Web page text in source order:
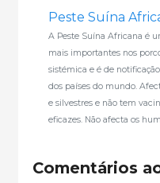
Peste Suína
A Peste Suína Africana é
mais importantes nos
sistémica e é de
dos países do mundo.
e silvestres e não tem
eficazes. Não afecta os
Comentários